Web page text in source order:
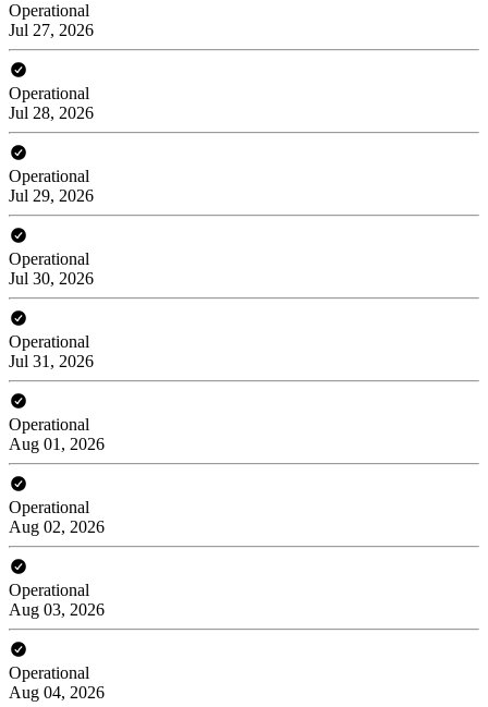
Operational
Jul 27, 2026
Operational
Jul 28, 2026
Operational
Jul 29, 2026
Operational
Jul 30, 2026
Operational
Jul 31, 2026
Operational
Aug 01, 2026
Operational
Aug 02, 2026
Operational
Aug 03, 2026
Operational
Aug 04, 2026